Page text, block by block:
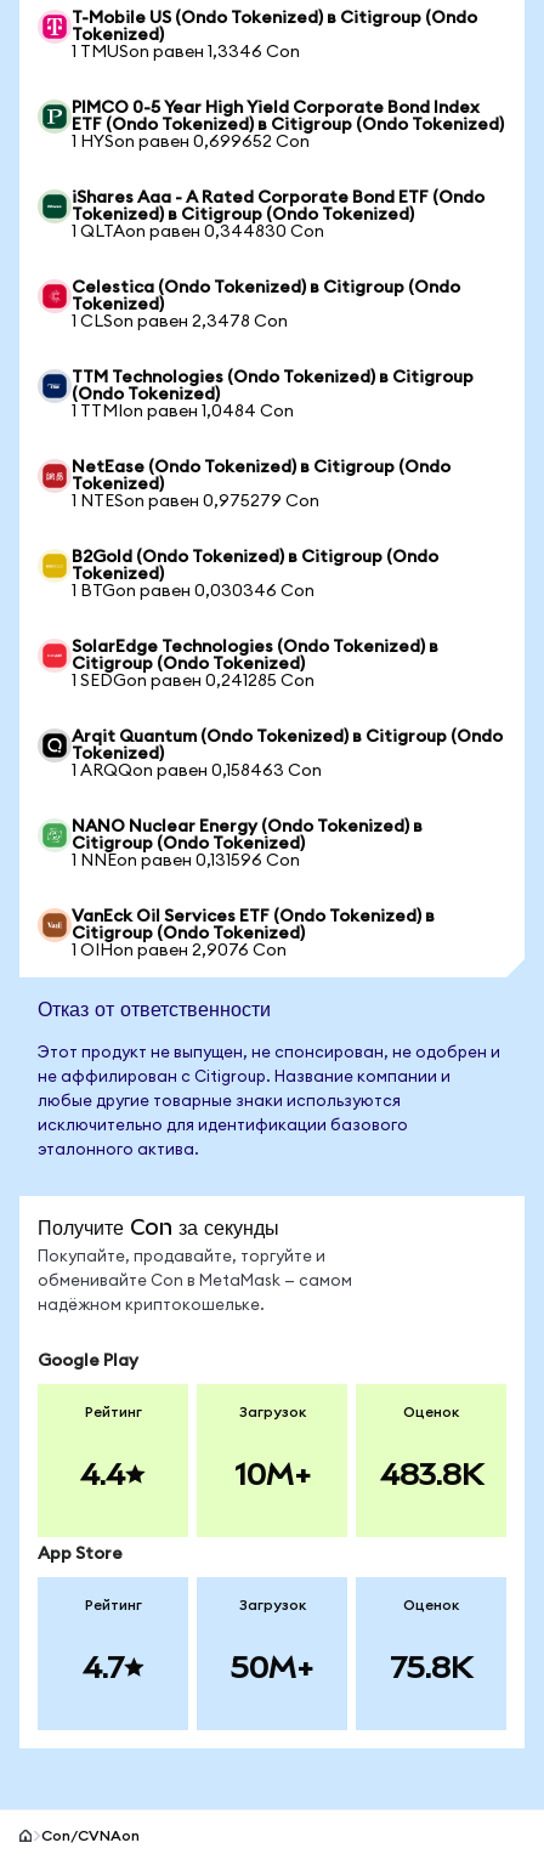
T-Mobile US (Ondo Tokenized) в Citigroup (Ondo
Tokenized)
1 TMUSon равен 1,3346 Con
PIMCO 0-5 Year High Yield Corporate Bond Index
ETF (Ondo Tokenized) в Citigroup (Ondo Tokenized)
1 HYSon равен 0,699652 Con
iShares Aaa - A Rated Corporate Bond ETF (Ondo
Tokenized) в Citigroup (Ondo Tokenized)
1 QLTAon равен 0,344830 Con
Celestica (Ondo Tokenized) в Citigroup (Ondo
Tokenized)
1 CLSon равен 2,3478 Con
TTM Technologies (Ondo Tokenized) в Citigroup
(Ondo Tokenized)
1 TTMIon равен 1,0484 Con
NetEase (Ondo Tokenized) в Citigroup (Ondo
Tokenized)
1 NTESon равен 0,975279 Con
B2Gold (Ondo Tokenized) в Citigroup (Ondo
Tokenized)
1 BTGon равен 0,030346 Con
SolarEdge Technologies (Ondo Tokenized) в
Citigroup (Ondo Tokenized)
1 SEDGon равен 0,241285 Con
Arqit Quantum (Ondo Tokenized) в Citigroup (Ondo
Tokenized)
1 ARQQon равен 0,158463 Con
NANO Nuclear Energy (Ondo Tokenized) в
Citigroup (Ondo Tokenized)
1 NNEon равен 0,131596 Con
VanEck Oil Services ETF (Ondo Tokenized) в
Citigroup (Ondo Tokenized)
1 OIHon равен 2,9076 Con
Отказ от ответственности
Этот продукт не выпущен, не спонсирован, не одобрен и
не аффилирован с Citigroup. Название компании и
любые другие товарные знаки используются
исключительно для идентификации базового
эталонного актива.
Получите Con за секунды
Покупайте, продавайте, торгуйте и
обменивайте Con в MetaMask — самом
надёжном криптокошельке.
Google Play
Рейтинг
4.4
Загрузок
10M+
Оценок
483.8K
App Store
Рейтинг
4.7
Загрузок
50M+
Оценок
75.8K
Con/CVNAon